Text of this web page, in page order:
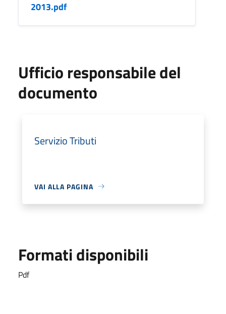
2013.pdf
Ufficio responsabile del
documento
Servizio Tributi
VAI ALLA PAGINA
Formati disponibili
Pdf